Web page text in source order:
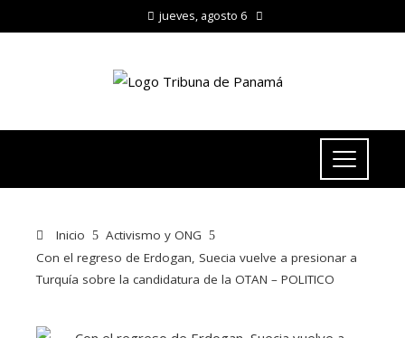
jueves, agosto 6
Inicio
Activismo y ONG
Con el regreso de Erdogan, Suecia vuelve a presionar a
Turquía sobre la candidatura de la OTAN – POLITICO